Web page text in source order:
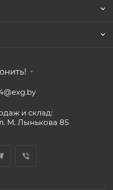
и склад:
М. Лынькова 85